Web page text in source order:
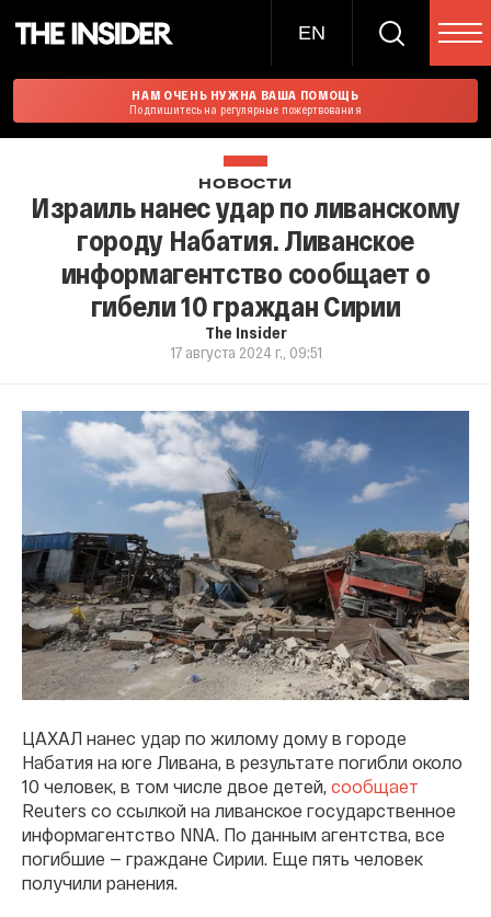
EN
НАМ ОЧЕНЬ НУЖНА ВАША ПОМОЩЬ
Подпишитесь на регулярные пожертвования
НОВОСТИ
Израиль нанес удар по ливанскому
городу Набатия. Ливанское
информагентство сообщает о
гибели 10 граждан Сирии
The Insider
17 августа 2024 г., 09:51
ЦАХАЛ нанес удар по жилому дому в городе
Набатия на юге Ливана, в результате погибли около
10 человек, в том числе двое детей, сообщает
Reuters со ссылкой на ливанское государственное
информагентство NNA. По данным агентства, все
погибшие — граждане Сирии. Еще пять человек
получили ранения.